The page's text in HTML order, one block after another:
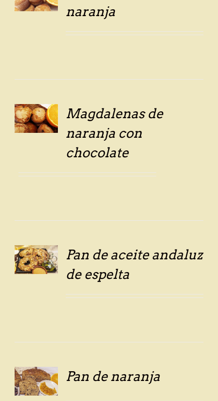
naranja
Magdalenas de
naranja con
chocolate
Pan de aceite andaluz
de espelta
Pan de naranja